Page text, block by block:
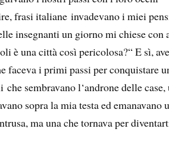
frasi italiane invadevano i miei
insegnanti un giorno mi chiese con
è una città così pericolosa?“ E sì,
faceva i primi passi per conquistare
sembravano l‘androne delle case,
sopra la mia testa ed emanavano
ma una che tornava per